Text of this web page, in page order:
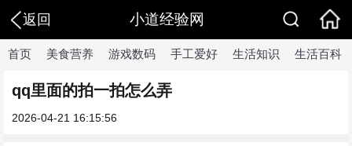
返回 小道经验网
首页 美食营养 游戏数码 手工爱好 生活知识 生活百科
qq里面的拍一拍怎么弄
2026-04-21 16:15:56